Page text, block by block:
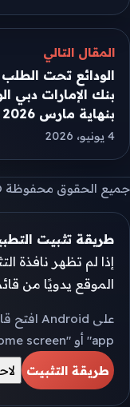
المقال التالي
الودائع تحت
بنهاية مارس 2026
4 يونيو، 2026
جميع الحقوق محفوظة ©
طريقة تثبيت
إذا لم تظهر نافذة
الموقع يدويًا من
app" أو "Add to Home screen".
طريقة التثبيت